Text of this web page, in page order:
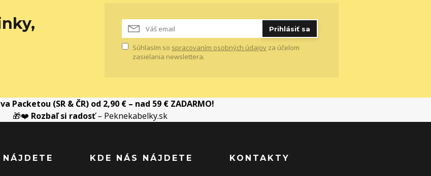
Prihlásiť sa
Súhlasím so spracovaním osobných údajov za účelom
zasielania newslettera.
Packetou (SR & ČR) od 2,90 € – nad 59 € ZADARMO!
🎁❤️ Rozbaľ si radosť– Peknekabelky.sk
KDE NÁS NÁJDETE KONTAKTY